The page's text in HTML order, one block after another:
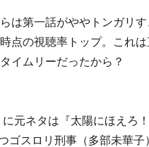
は第一話がややトンガリ
点の視聴率トップ。これ
イムリーだったから？
元ネタは『太陽にほえろ
ゴスロリ刑事（多部未華子